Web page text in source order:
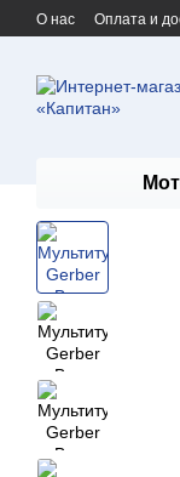
Перейти к
О нас Оплата и